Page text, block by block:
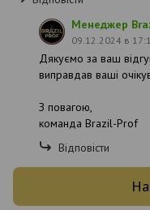
Менеджер
09.12.2024 в
Дякуємо за ваш
виправдав ваші
З повагою,
команда Brazil-Prof
Відповісти